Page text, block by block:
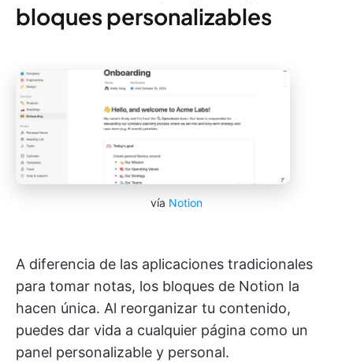
bloques personalizables
vía Notion
A diferencia de las aplicaciones tradicionales
para tomar notas, los bloques de Notion la
hacen única. Al reorganizar tu contenido,
puedes dar vida a cualquier página como un
panel personalizable y personal.